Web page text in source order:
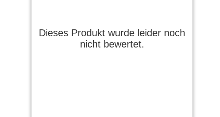
Dieses Produkt wurde leider noch
nicht bewertet.